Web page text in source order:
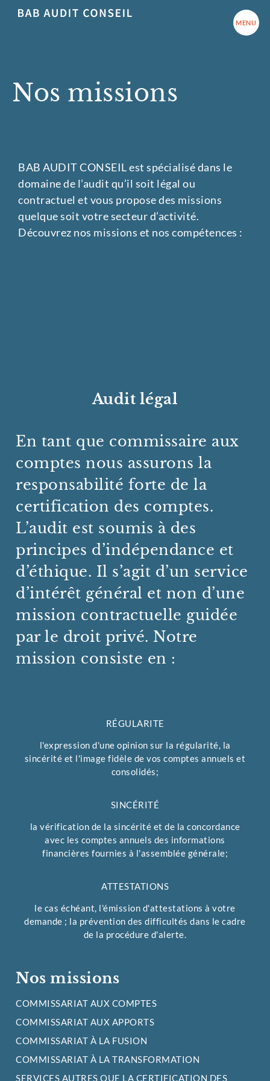
MENU
Nos missions
BAB AUDIT CONSEIL est spécialisé dans le
domaine de l’audit qu’il soit légal ou
contractuel et vous propose des missions
quelque soit votre secteur d’activité.
Découvrez nos missions et nos compétences :
Audit légal
En tant que commissaire aux
comptes nous assurons la
responsabilité forte de la
certification des comptes.
L’audit est soumis à des
principes d’indépendance et
d’éthique. Il s’agit d’un service
d’intérêt général et non d’une
mission contractuelle guidée
par le droit privé. Notre
mission consiste en :
RÉGULARITE
l'expression d'une opinion sur la régularité, la
sincérité et l'image fidèle de vos comptes annuels et
consolidés;
SINCÉRITÉ
la vérification de la sincérité et de la concordance
avec les comptes annuels des informations
financières fournies à l'assemblée générale;
ATTESTATIONS
le cas échéant, l'émission d'attestations à votre
demande ; la prévention des difficultés dans le cadre
de la procédure d'alerte.
Nos missions
COMMISSARIAT AUX COMPTES
COMMISSARIAT AUX APPORTS
COMMISSARIAT À LA FUSION
COMMISSARIAT À LA TRANSFORMATION
SERVICES AUTRES QUE LA CERTIFICATION DES